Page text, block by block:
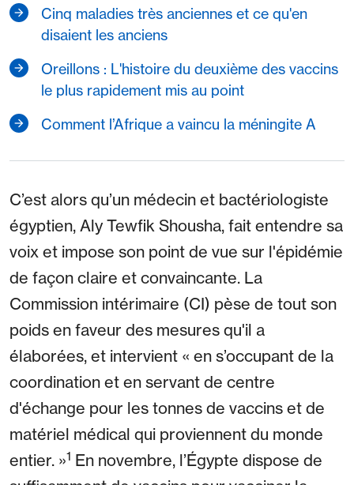
Cinq maladies très anciennes et ce qu'en
disaient les anciens
Oreillons : L'histoire du deuxième des vaccins
le plus rapidement mis au point
Comment l’Afrique a vaincu la méningite A
C’est alors qu’un médecin et bactériologiste
égyptien, Aly Tewfik Shousha, fait entendre sa
voix et impose son point de vue sur l'épidémie
de façon claire et convaincante. La
Commission intérimaire (CI) pèse de tout son
poids en faveur des mesures qu'il a
élaborées, et intervient « en s’occupant de la
coordination et en servant de centre
d'échange pour les tonnes de vaccins et de
matériel médical qui proviennent du monde
entier. »1 En novembre, l’Égypte dispose de